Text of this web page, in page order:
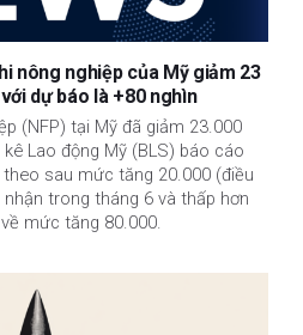
nông nghiệp của Mỹ giảm 23
dự báo là +80 nghìn
(NFP) tại Mỹ đã giảm 23.000
Lao động Mỹ (BLS) báo cáo
sau mức tăng 20.000 (điều
trong tháng 6 và thấp hơn
mức tăng 80.000.